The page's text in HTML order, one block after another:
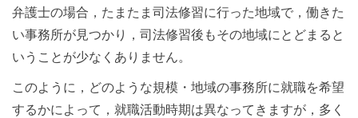
弁護士の場合，たまたま司法修習に行った地域で，働きた
い事務所が見つかり，司法修習後もその地域にとどまると
いうことが少なくありません。
このように，どのような規模・地域の事務所に就職を希望
するかによって，就職活動時期は異なってきますが，多く